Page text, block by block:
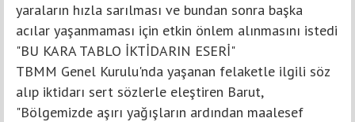
yaraların hızla sarılması ve bundan sonra başka
acılar yaşanmaması için etkin önlem alınmasını istedi
"BU KARA TABLO İKTİDARIN ESERİ"
TBMM Genel Kurulu'nda yaşanan felaketle ilgili söz
alıp iktidarı sert sözlerle eleştiren Barut,
"Bölgemizde aşırı yağışların ardından maalesef